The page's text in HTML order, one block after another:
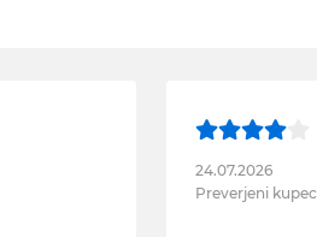
24.07.2026
Preverjeni kupec